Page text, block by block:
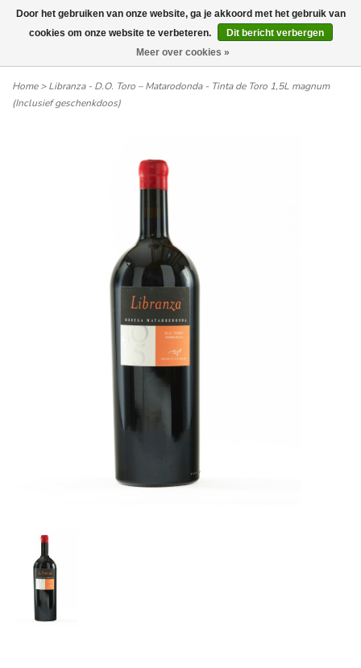
Wij leveren tot aan uw deur. Afhalen is mogelijk.
Home>Libranza - D.O. Toro – Matarodonda - Tinta de Toro 1,5L magnum
(Inclusief geschenkdoos)
Door het gebruiken van onze website, ga je akkoord met het gebruik van
cookies om onze website te verbeteren.
Dit bericht verbergen
Meer over cookies »